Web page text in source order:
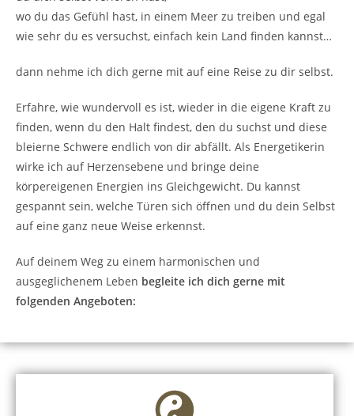
wo du das Gefühl hast, in einem Meer zu treiben und egal
wie sehr du es versuchst, einfach kein Land finden kannst…
dann nehme ich dich gerne mit auf eine Reise zu dir selbst.
Erfahre, wie wundervoll es ist, wieder in die eigene Kraft zu
finden, wenn du den Halt findest, den du suchst und diese
bleierne Schwere endlich von dir abfällt. Als Energetikerin
wirke ich auf Herzensebene und bringe deine
körpereigenen Energien ins Gleichgewicht. Du kannst
gespannt sein, welche Türen sich öffnen und du dein Selbst
auf eine ganz neue Weise erkennst.
Auf deinem Weg zu einem harmonischen und
ausgeglichenem Leben begleite ich dich gerne mit
folgenden Angeboten: